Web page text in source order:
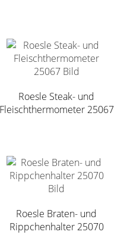
Roesle Steak- und
Fleischthermometer 25067
Roesle Braten- und
Rippchenhalter 25070